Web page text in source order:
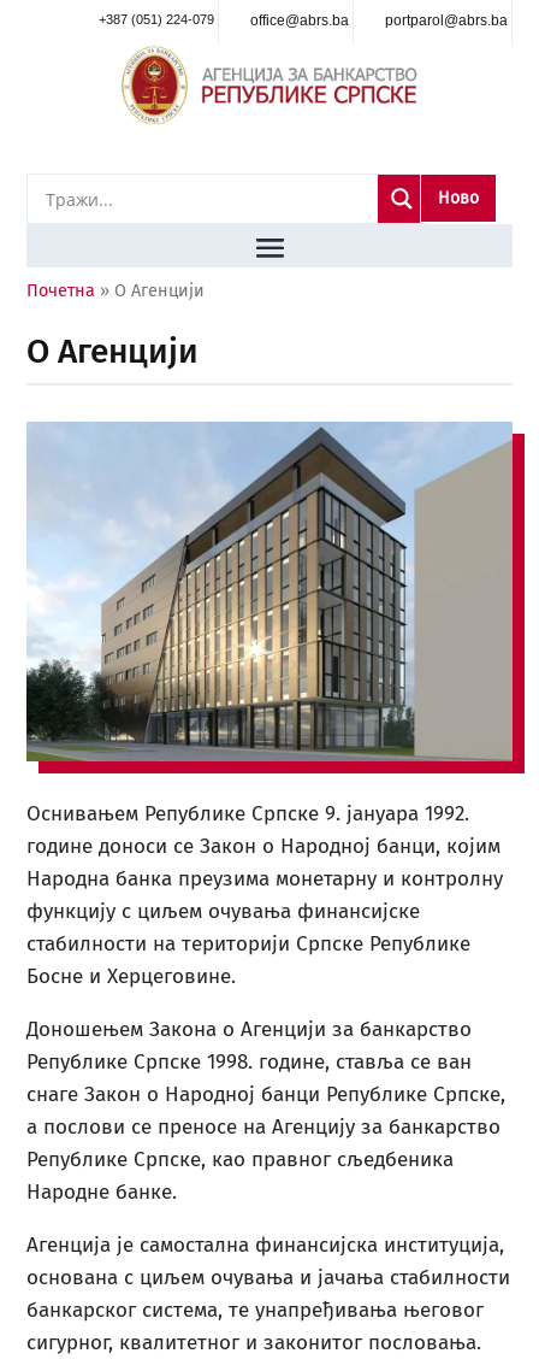
+387 (051) 224-079 office@abrs.ba portparol@abrs.ba
Ново
Почетна » О Агенцији
О Агенцији
Oснивањем Републике Српске 9. јануaра 1992.
године доноси се Закон о Народној банци, којим
Народна банка преузима монетарну и контролну
функцију с циљем очувања финансијске
стабилности на територији Српске Републике
Босне и Херцеговине.
Доношењем Закона о Агенцији за банкарство
Републике Српске 1998. године, ставља се ван
снаге Закон о Народној банци Републике Српске,
а послови се преносе на Агенцију за банкарство
Републике Српске, као правног сљедбеника
Народне банке.
Агенција је самостална финансијска институција,
основана с циљем очувања и јачања стабилности
банкарског система, те унапређивања његовог
сигурног, квалитетног и законитог пословања.